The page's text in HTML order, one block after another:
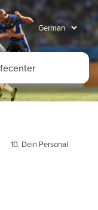
10. Dein Personal